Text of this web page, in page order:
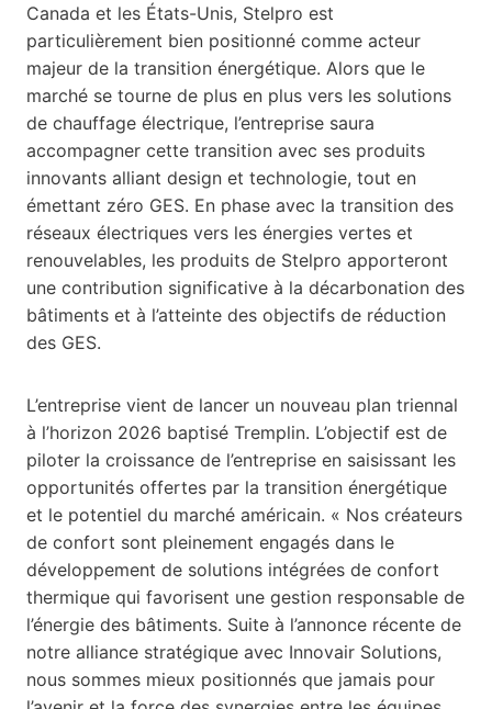
Canada et les États-Unis, Stelpro est
particulièrement bien positionné comme acteur
majeur de la transition énergétique. Alors que le
marché se tourne de plus en plus vers les solutions
de chauffage électrique, l’entreprise saura
accompagner cette transition avec ses produits
innovants alliant design et technologie, tout en
émettant zéro GES. En phase avec la transition des
réseaux électriques vers les énergies vertes et
renouvelables, les produits de Stelpro apporteront
une contribution significative à la décarbonation des
bâtiments et à l’atteinte des objectifs de réduction
des GES.
L’entreprise vient de lancer un nouveau plan triennal
à l’horizon 2026 baptisé Tremplin. L’objectif est de
piloter la croissance de l’entreprise en saisissant les
opportunités offertes par la transition énergétique
et le potentiel du marché américain. « Nos créateurs
de confort sont pleinement engagés dans le
développement de solutions intégrées de confort
thermique qui favorisent une gestion responsable de
l’énergie des bâtiments. Suite à l’annonce récente de
notre alliance stratégique avec Innovair Solutions,
nous sommes mieux positionnés que jamais pour